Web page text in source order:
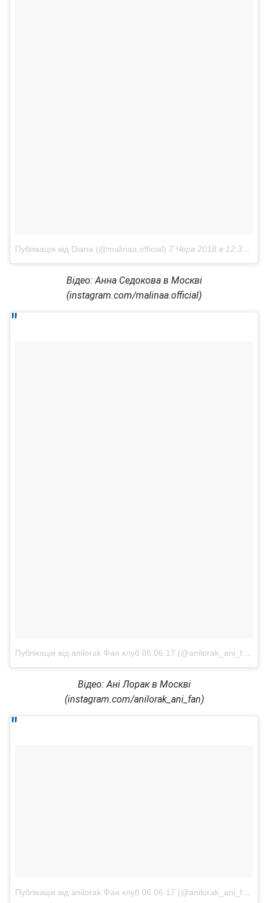
Публікація від Diana (@malinaa.official) 7 Черв 2018 в 12:37 PDT
Відео: Анна Седокова в Москві
(instagram.com/malinaa.official)
Публікація від anilorak Фан клуб 06.06.17 (@anilorak_ani_fan)
Відео: Ані Лорак в Москві
(instagram.com/anilorak_ani_fan)
Публікація від anilorak Фан клуб 06.06.17 (@anilorak_ani_fan)